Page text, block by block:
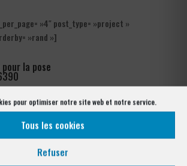
pour optimiser notre site web et notre service.
Tous les cookies
Refuser
»4″ post_type= »project »
»rand »]
la pose